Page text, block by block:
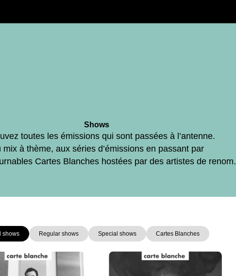
Shows
toutes les émissions qui sont passées à l’antenne.
mix à thème, aux séries d’émissions en passant par
Cartes Blanches hostées par des artistes de renom.
shows Regular shows Special shows Cartes Blanches
Page PagePage